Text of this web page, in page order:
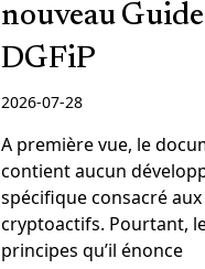
nouveau
DGFiP
2026-07-28
A première vue, le
contient aucun
spécifique consacré aux
cryptoactifs. Pourtant,
principes qu’il énonce